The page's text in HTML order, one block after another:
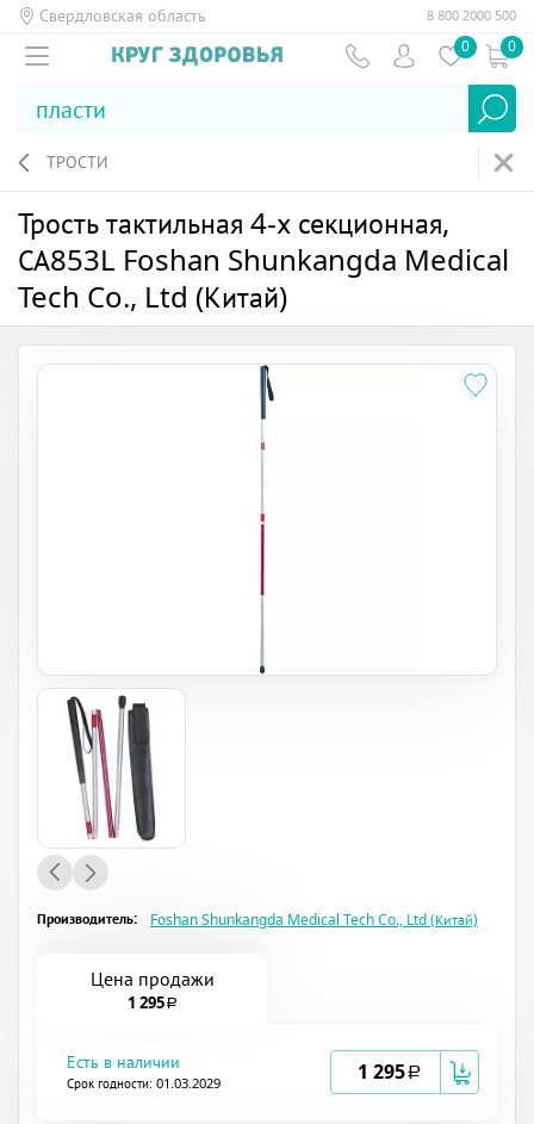
Свердловская область 8 800 2000 500
0 0
ТРОСТИ
Трость тактильная 4-х секционная,
СА853L Foshan Shunkangda Medical
Tech Co., Ltd (Китай)
Производитель: Foshan Shunkangda Medical Tech Co., Ltd (Китай)
Цена продажи
1 295a
Есть в наличии
Срок годности: 01.03.2029 1 295a